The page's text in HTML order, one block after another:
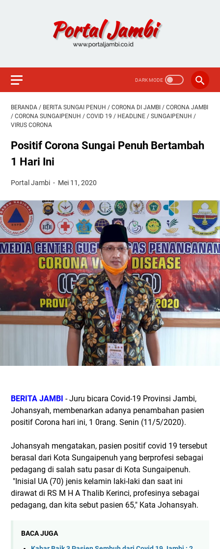
BERANDA / BERITA SUNGAI PENUH / CORONA DI JAMBI / CORONA JAMBI
/ CORONA SUNGAIPENUH / COVID 19 / HEADLINE / SUNGAIPENUH /
VIRUS CORONA
Positif Corona Sungai Penuh Bertambah
1 Hari Ini
Portal Jambi Mei 11, 2020
BERITA JAMBI - Juru bicara Covid-19 Provinsi Jambi,
Johansyah, membenarkan adanya penambahan pasien
positif Corona hari ini, 1 0rang. Senin (11/5/2020).
Johansyah mengatakan, pasien positif covid 19 tersebut
berasal dari Kota Sungaipenuh yang berprofesi sebagai
pedagang di salah satu pasar di Kota Sungaipenuh.
"Inisial UA (70) jenis kelamin laki-laki dan saat ini
dirawat di RS M H A Thalib Kerinci, profesinya sebagai
pedagang, dan kita sebut pasien 65," Kata Johansyah.
BACA JUGA